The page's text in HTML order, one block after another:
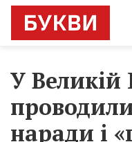
У Великій
наради і